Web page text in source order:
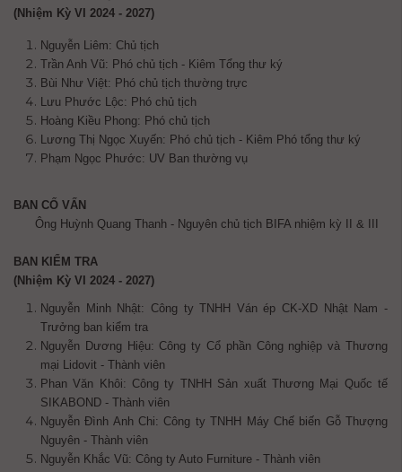
(Nhiệm Kỳ VI 2024 - 2027)
Nguyễn Liêm: Chủ tịch
Trần Anh Vũ: Phó chủ tịch - Kiêm Tổng thư ký
Bùi Như Việt: Phó chủ tịch thường trực
Lưu Phước Lộc: Phó chủ tịch
Hoàng Kiều Phong: Phó chủ tịch
Lương Thị Ngọc Xuyến: Phó chủ tịch - Kiêm Phó tổng thư ký
Phạm Ngọc Phước: UV Ban thường vụ
BAN CỐ VẤN
Ông Huỳnh Quang Thanh - Nguyên chủ tịch BIFA nhiệm kỳ II & III
BAN KIỂM TRA
(Nhiệm Kỳ VI 2024 - 2027)
Nguyễn Minh Nhật: Công ty TNHH Ván ép CK-XD Nhật Nam -
Trưởng ban kiểm tra
Nguyễn Dương Hiệu: Công ty Cổ phần Công nghiệp và Thương
mại Lidovit - Thành viên
Phan Văn Khôi: Công ty TNHH Sản xuất Thương Mại Quốc tế
SIKABOND - Thành viên
Nguyễn Đình Anh Chi: Công ty TNHH Máy Chế biến Gỗ Thượng
Nguyên - Thành viên
Nguyễn Khắc Vũ: Công ty Auto Furniture - Thành viên